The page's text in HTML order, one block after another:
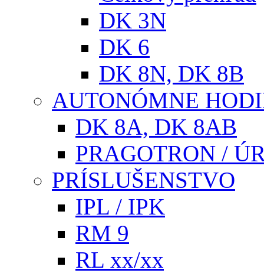
DK 3N
DK 6
DK 8N, DK 8B
AUTONÓMNE
DK 8A, DK 8AB
PRAGOTRON /
PRÍSLUŠENSTVO
IPL / IPK
RM 9
RL xx/xx